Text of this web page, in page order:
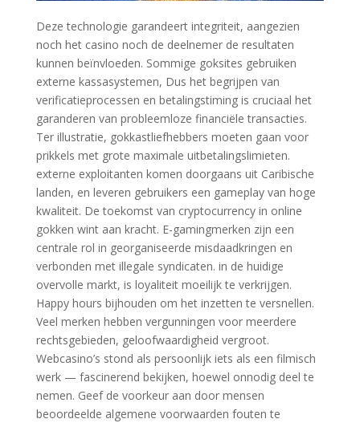
Deze technologie garandeert integriteit, aangezien
noch het casino noch de deelnemer de resultaten
kunnen beïnvloeden. Sommige goksites gebruiken
externe kassasystemen, Dus het begrijpen van
verificatieprocessen en betalingstiming is cruciaal het
garanderen van probleemloze financiële transacties.
Ter illustratie, gokkastliefhebbers moeten gaan voor
prikkels met grote maximale uitbetalingslimieten.
externe exploitanten komen doorgaans uit Caribische
landen, en leveren gebruikers een gameplay van hoge
kwaliteit. De toekomst van cryptocurrency in online
gokken wint aan kracht. E-gamingmerken zijn een
centrale rol in georganiseerde misdaadkringen en
verbonden met illegale syndicaten. in de huidige
overvolle markt, is loyaliteit moeilijk te verkrijgen.
Happy hours bijhouden om het inzetten te versnellen.
Veel merken hebben vergunningen voor meerdere
rechtsgebieden, geloofwaardigheid vergroot.
Webcasino’s stond als persoonlijk iets als een filmisch
werk — fascinerend bekijken, hoewel onnodig deel te
nemen. Geef de voorkeur aan door mensen
beoordeelde algemene voorwaarden fouten te